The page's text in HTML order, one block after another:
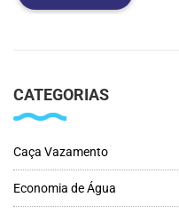
CATEGORIAS
Caça Vazamento
Economia de Água